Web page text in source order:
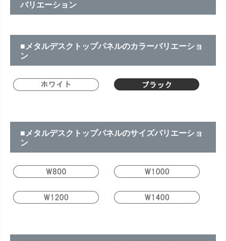
バリエーション
■メタルデスクトップパネルのカラーバリエーショ
ン
■メタルデスクトップパネルのサイズバリエーショ
ン